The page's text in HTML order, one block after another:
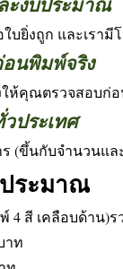
บยิ่งถูก และเรามี
อนพิมพ์จริง
ให้คุณตรวจสอบก่อ
ประเทศ
ร (ขึ้นกับจำนวนแ
ระมาณ
4 สี เคลือบด้าน)ร
าท